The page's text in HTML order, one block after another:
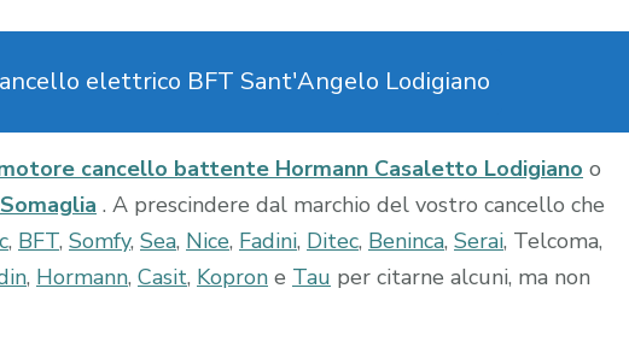
elettrico BFT Sant'Angelo Lodigiano
cancello battente Hormann Casaletto Lodigiano o
. A prescindere dal marchio del vostro cancello che
, BFT, Somfy, Sea, Nice, Fadini, Ditec, Beninca, Serai, Telcoma,
, Hormann, Casit, Kopron e Tau per citarne alcuni, ma non